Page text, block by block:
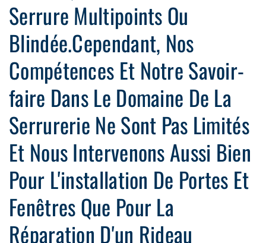
Serrure Multipoints Ou
Blindée.Cependant, Nos
Compétences Et Notre Savoir-
faire Dans Le Domaine De La
Serrurerie Ne Sont Pas Limités
Et Nous Intervenons Aussi Bien
Pour L'installation De Portes Et
Fenêtres Que Pour La
Réparation D'un Rideau